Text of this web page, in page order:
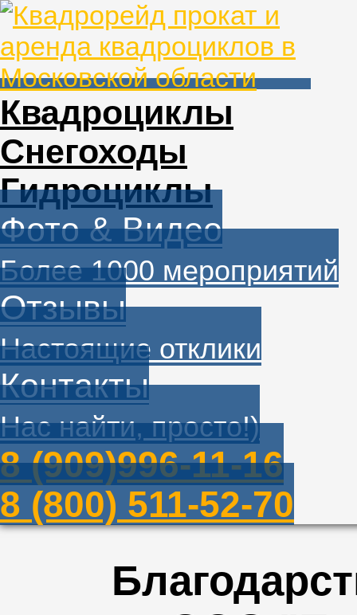
Квадроциклы
Снегоходы
Гидроциклы
Фото & Видео
Более 1000 мероприятий
Отзывы
Настоящие отклики
Контакты
Нас найти, просто!)
8 (909)996-11-16
8 (800) 511-52-70